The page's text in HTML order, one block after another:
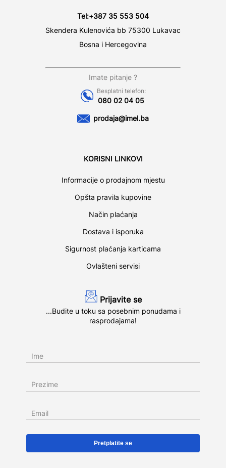
Tel:+387 35 553 504
Skendera Kulenovića bb 75300 Lukavac
Bosna i Hercegovina
Imate pitanje ?
Besplatni telefon:
080 02 04 05
prodaja@imel.ba
KORISNI LINKOVI
Informacije o prodajnom mjestu
Opšta pravila kupovine
Način plaćanja
Dostava i isporuka
Sigurnost plaćanja karticama
Ovlašteni servisi
Prijavite se
...Budite u toku sa posebnim ponudama i
rasprodajama!
Ime
Prezime
Email